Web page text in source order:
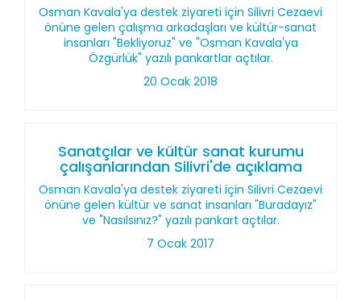
Osman Kavala'ya destek ziyareti için Silivri Cezaevi
önüne gelen çalışma arkadaşları ve kültür-sanat
insanları "Bekliyoruz" ve "Osman Kavala'ya
Özgürlük" yazılı pankartlar açtılar.
20 Ocak 2018
Sanatçılar ve kültür sanat kurumu
çalışanlarından Silivri'de açıklama
Osman Kavala'ya destek ziyareti için Silivri Cezaevi
önüne gelen kültür ve sanat insanları "Buradayız"
ve "Nasılsınız?" yazılı pankart açtılar.
7 Ocak 2017